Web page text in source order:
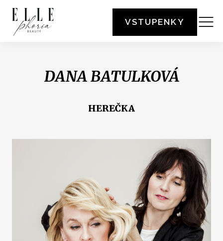
VSTUPENKY
DANA BATULKOVÁ
HEREČKA